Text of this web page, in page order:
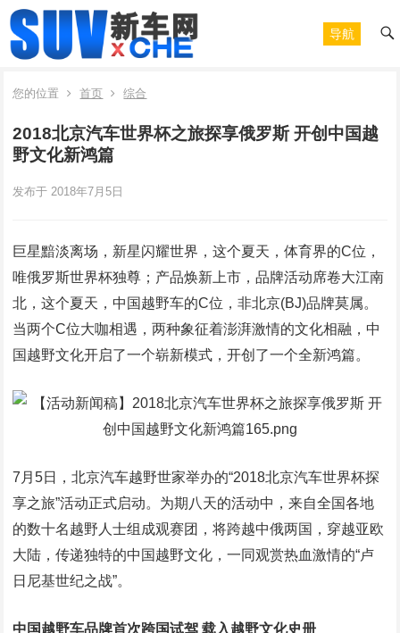
导航
您的位置 首页 综合
2018北京汽车世界杯之旅探享俄罗斯 开创中国越
野文化新鸿篇
发布于 2018年7月5日
巨星黯淡离场，新星闪耀世界，这个夏天，体育界的C位，
唯俄罗斯世界杯独尊；产品焕新上市，品牌活动席卷大江南
北，这个夏天，中国越野车的C位，非北京(BJ)品牌莫属。
当两个C位大咖相遇，两种象征着澎湃激情的文化相融，中
国越野文化开启了一个崭新模式，开创了一个全新鸿篇。
7月5日，北京汽车越野世家举办的“2018北京汽车世界杯探
享之旅”活动正式启动。为期八天的活动中，来自全国各地
的数十名越野人士组成观赛团，将跨越中俄两国，穿越亚欧
大陆，传递独特的中国越野文化，一同观赏热血激情的“卢
日尼基世纪之战”。
中国越野车品牌首次跨国试驾 载入越野文化史册